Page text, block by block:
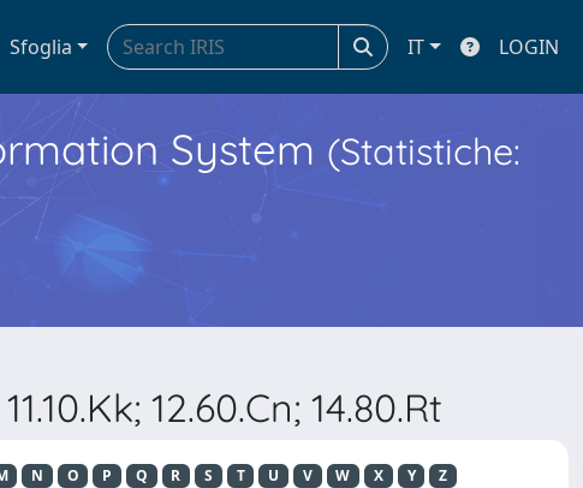
Sfoglia IT LOGIN
System (Statistiche:
12.60.Cn; 14.80.Rt
N O P Q R S T U V W X Y Z